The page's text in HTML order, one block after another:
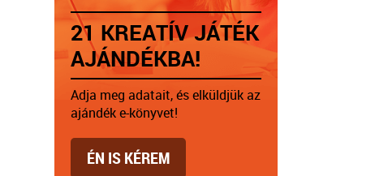
21 KREATÍV JÁTÉK
AJÁNDÉKBA!
Adja meg adatait, és elküldjük az
ajándék e-könyvet!
ÉN IS KÉREM